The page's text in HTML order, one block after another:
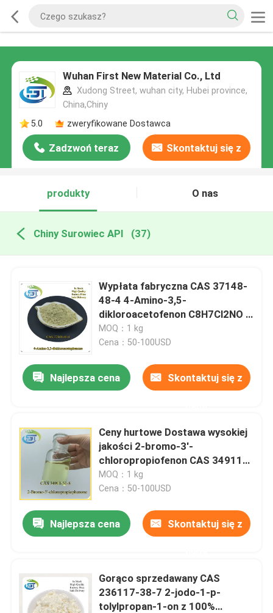
Wuhan First New Material Co., Ltd
Xudong Street, wuhan city, Hubei province,
China,Chiny
5.0
zweryfikowane Dostawca
Zadzwoń teraz Skontaktuj się z
produkty
O nas
Chiny Surowiec API (37)
Wypłata fabryczna CAS 37148-
48-4 4-Amino-3,5-
dikloroacetofenon C8H7Cl2NO z
najlepszą ceną
MOQ：1 kg
Cena：50-100USD
Najlepsza cena Skontaktuj się z
Ceny hurtowe Dostawa wysokiej
jakości 2-bromo-3'-
chloropropiofenon CAS 34911-
51-8
MOQ：1 kg
Cena：50-100USD
Najlepsza cena Skontaktuj się z
Gorąco sprzedawany CAS
236117-38-7 2-jodo-1-p-
tolylpropan-1-on z 100%